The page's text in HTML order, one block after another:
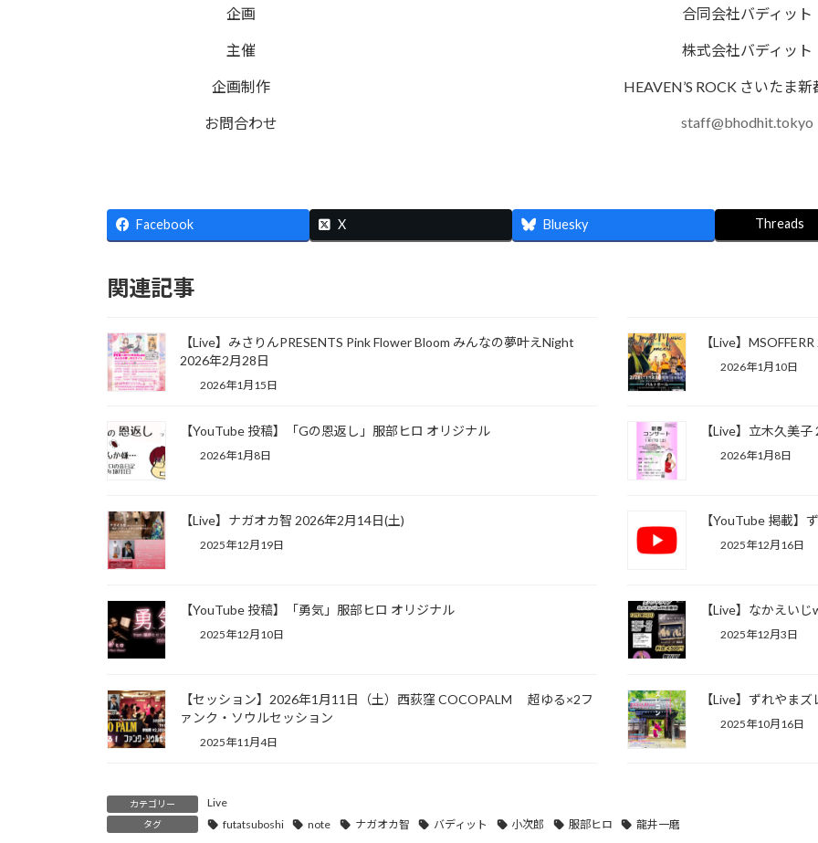
企画
合同会社バディット
主催 株式会社バディット
企画制作 HEAVEN’S ROCK さいたま
お問合わせ staff@bhodhit.tokyo
Facebook X Bluesky Threads
関連記事
【Live】みさりんPRESENTS Pink Flower Bloom みんなの夢叶えNight
2026年2月28日
2026年1月15日
【Live】
2026年1月10日
【YouTube 投稿】「Gの恩返し」服部ヒロ オリジナル
2026年1月8日
【Live】立木久美
2026年1月8日
【Live】ナガオカ智 2026年2月14日(土)
2025年12月19日
【YouTube 掲載】
2025年12月16日
【YouTube 投稿】「勇気」服部ヒロ オリジナル
2025年12月10日
【Live】なかえい
2025年12月3日
【セッション】2026年1月11日（土）西荻窪 COCOPALM 超ゆる×2フ
ァンク・ソウルセッション
2025年11月4日
【Live】ずれやま
2025年10月16日
カテゴリー Live
タグ futatsuboshi note ナガオカ智 バディット 小次郎 服部ヒロ 龍井一磨